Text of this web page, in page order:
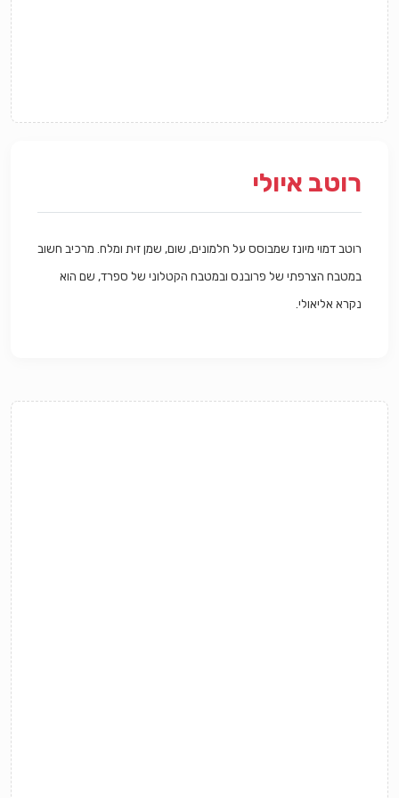
רוטב איולי
רוטב דמוי מיונז שמבוסס על חלמונים, שום, שמן זית ומלח. מרכיב חשוב
במטבח הצרפתי של פרובנס ובמטבח הקטלוני של ספרד, שם הוא
נקרא אליאולי.